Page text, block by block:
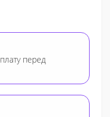
перед